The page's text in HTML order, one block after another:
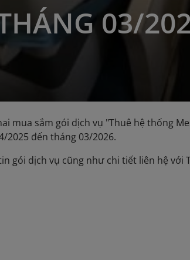
03/
mua sắm gói dịch vụ "Thuê hệ thống
2025 đến tháng 03/2026.
gói dịch vụ cũng như chi tiết liên hệ với